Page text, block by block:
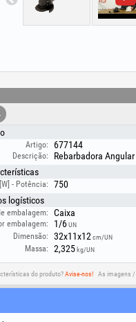
Artigo: 677144
Descrição:
Rebarbadora
- Potência:
750
logísticos
embalagem: Caixa
embalagem: 1/6UN
Dimensão: 32x11x12 cm/UN
Massa: 2,325 kg/UN
do produto?Avise-nos! As imagens /
Linha de